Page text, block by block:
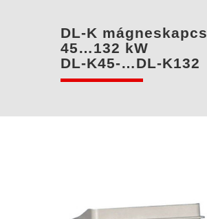
DL-K
45…132 kW
DL-K45-…DL-K132